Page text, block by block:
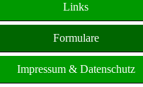
Links
Formulare
Impressum & Datenschutz